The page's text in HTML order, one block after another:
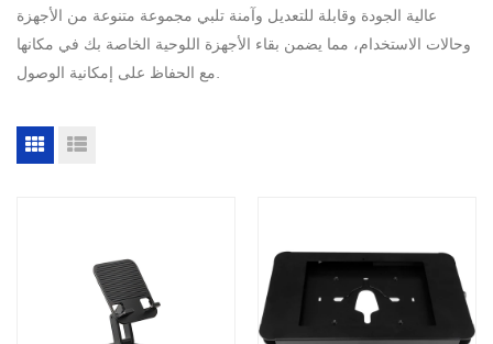
عالية الجودة وقابلة للتعديل وآمنة تلبي مجموعة متنوعة من الأجهزة
وحالات الاستخدام، مما يضمن بقاء الأجهزة اللوحية الخاصة بك في مكانها
مع الحفاظ على إمكانية الوصول.